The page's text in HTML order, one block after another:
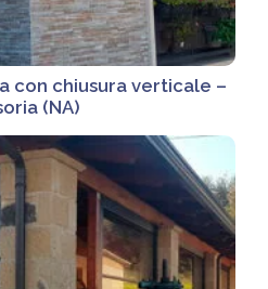
con chiusura verticale –
(NA)